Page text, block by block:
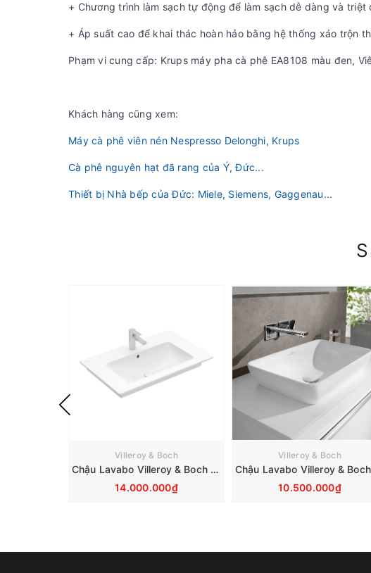
+ Chương trình làm sạch tự động để làm sạch dễ dàng và
+ Áp suất cao để khai thác hoàn hảo bằng hệ thống xáo trộn
Phạm vi cung cấp: Krups máy pha cà phê EA8108 màu đen,
Khách hàng cũng xem:
Máy cà phê viên nén Nespresso Delonghi, Krups
Cà phê nguyên hạt đã rang của Ý, Đức...
Thiết bị Nhà bếp của Đức: Miele, Siemens, Gaggenau...
Villeroy & Boch
Chậu Lavabo Villeroy & Boch Venticello 41048L01
14.000.000₫
Villeroy & Boch
10.500.000₫